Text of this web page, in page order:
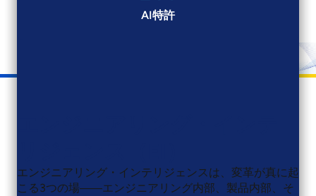
AI特許
エンジニアリング・インテリジェンスは、変革が真に起
こる3つの場――エンジニアリング内部、製品内部、そ